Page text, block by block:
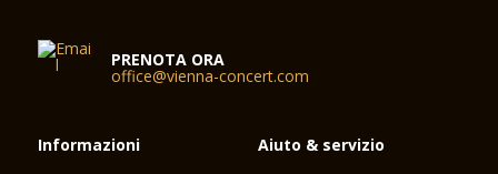
PRENOTA ORA
office@vienna-concert.com
Informazioni Aiuto & servizio